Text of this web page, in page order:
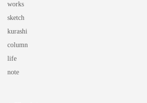
works
sketch
kurashi
column
life
note